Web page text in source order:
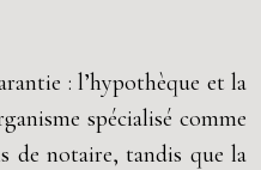
: l’hypothèque et la
spécialisé comme
de notaire, tandis que la